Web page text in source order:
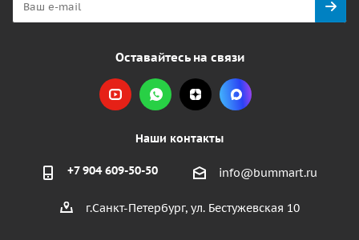
Оставайтесь на связи
Наши контакты
+7 904 609-50-50 info@bummart.ru
г.Санкт-Петербург, ул. Бестужевская 10